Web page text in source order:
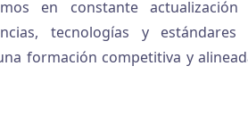
en constante
tecnologías y
formación competitiva y